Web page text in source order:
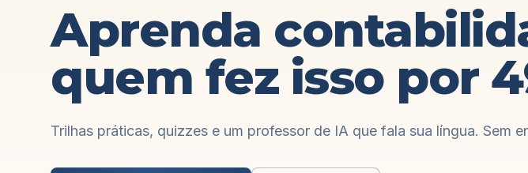
Aprenda
quem fez isso por
Trilhas práticas, quizzes e um professor de IA que fala sua língua. Sem